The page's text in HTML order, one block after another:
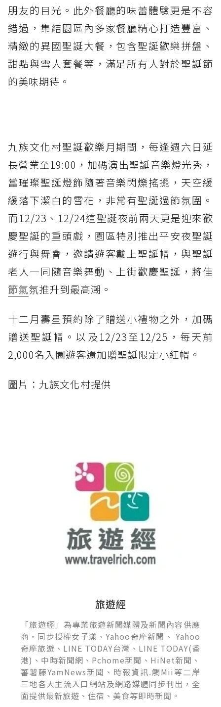
朋友的目光。此外餐廳的味蕾體驗更是不容
錯過，集結園區內多家餐廳精心打造豐富、
精緻的異國聖誕大餐，包含聖誕歡樂拼盤、
甜點與雪人套餐等，滿足所有人對於聖誕節
的美味期待。
九族文化村聖誕歡樂月期間，每逢週六日延
長營業至19:00，加碼演出聖誕音樂燈光秀，
當璀璨聖誕燈飾隨著音樂閃爍搖擺，天空緩
緩落下潔白的雪花，非常有聖誕過節氛圍。
而12/23、12/24這聖誕夜前兩天更是迎來歡
慶聖誕的重頭戲，園區特別推出平安夜聖誕
遊行與舞會，邀請遊客戴上聖誕帽，與聖誕
老人一同隨音樂舞動、上街歡慶聖誕，將佳
節氣氛推升到最高潮。
十二月壽星預約除了贈送小禮物之外，加碼
贈送聖誕帽。以及12/23至12/25，每天前
2,000名入園遊客還加贈聖誕限定小紅帽。
圖片：九族文化村提供
旅遊經
「旅遊經」為專業旅遊新聞媒體及新聞內容供應
商，同步授權女子漾、Yahoo奇摩新聞、 Yahoo
奇摩旅遊、LINE TODAY台灣、LINE TODAY(香
港)、中時新聞網、Pchome新聞、HiNet新聞、
蕃薯藤YamNews新聞、時報資訊.觸Mii等二岸
三地各大主流入口網站及網路媒體同步刊出，全
面提供最新旅遊、住宿、美食等即時新聞。